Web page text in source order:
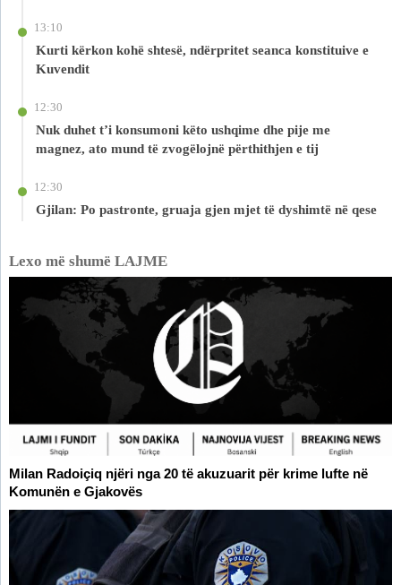
13:10
Kurti kërkon kohë shtesë, ndërpritet seanca konstituive e
Kuvendit
12:30
Nuk duhet t’i konsumoni këto ushqime dhe pije me
magnez, ato mund të zvogëlojnë përthithjen e tij
12:30
Gjilan: Po pastronte, gruaja gjen mjet të dyshimtë në qese
Lexo më shumë LAJME
Milan Radoiçiq njëri nga 20 të akuzuarit për krime lufte në
Komunën e Gjakovës